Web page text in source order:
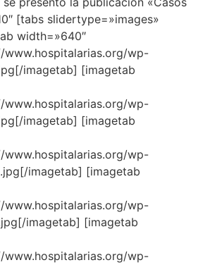
[tabs slidertype=»images»
width=»640″
www.hospitalarias.org/wp-
imagetab] [imagetab
www.hospitalarias.org/wp-
imagetab] [imagetab
www.hospitalarias.org/wp-
imagetab] [imagetab
www.hospitalarias.org/wp-
imagetab] [imagetab
www.hospitalarias.org/wp-